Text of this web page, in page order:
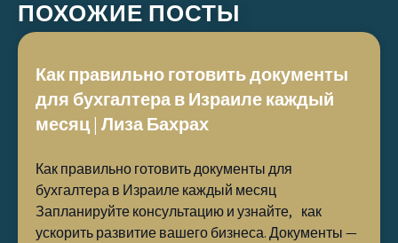
ПОХОЖИЕ ПОСТЫ
Как правильно готовить документы
для бухгалтера в Израиле каждый
месяц | Лиза Бахрах
Как правильно готовить документы для
бухгалтера в Израиле каждый месяц
Запланируйте консультацию и узнайте, как
ускорить развитие вашего бизнеса. Документы —